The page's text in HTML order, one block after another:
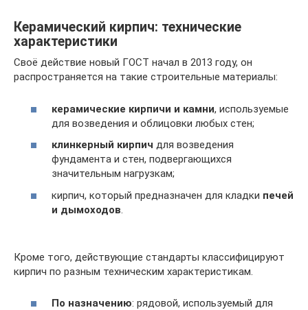
Керамический кирпич: технические
характеристики
Своё действие новый ГОСТ начал в 2013 году, он
распространяется на такие строительные материалы:
керамические кирпичи и камни, используемые
для возведения и облицовки любых стен;
клинкерный кирпич для возведения
фундамента и стен, подвергающихся
значительным нагрузкам;
кирпич, который предназначен для кладки печей
и дымоходов
Кроме того, действующие стандарты классифицируют
кирпич по разным техническим характеристикам.
По назначению: рядовой, используемый для